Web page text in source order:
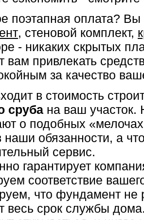
поэтапная оплата?
, стеновой комплект,
- никаких скрытых
вам привлекать
за качество
в стоимость
сруба на ваш участок.
о подобных
наши обязанности, а
сервис.
гарантирует
соответствие
что фундамент не
весь срок службы